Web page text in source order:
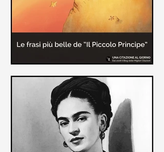
Le frasi più belle de "Il piccolo
principe" di Antoine de Saint-
Exupèry
Raccolta delle frasi più belle del
Piccolo Principe che trasmettono il
messaggio più significativo: le cose